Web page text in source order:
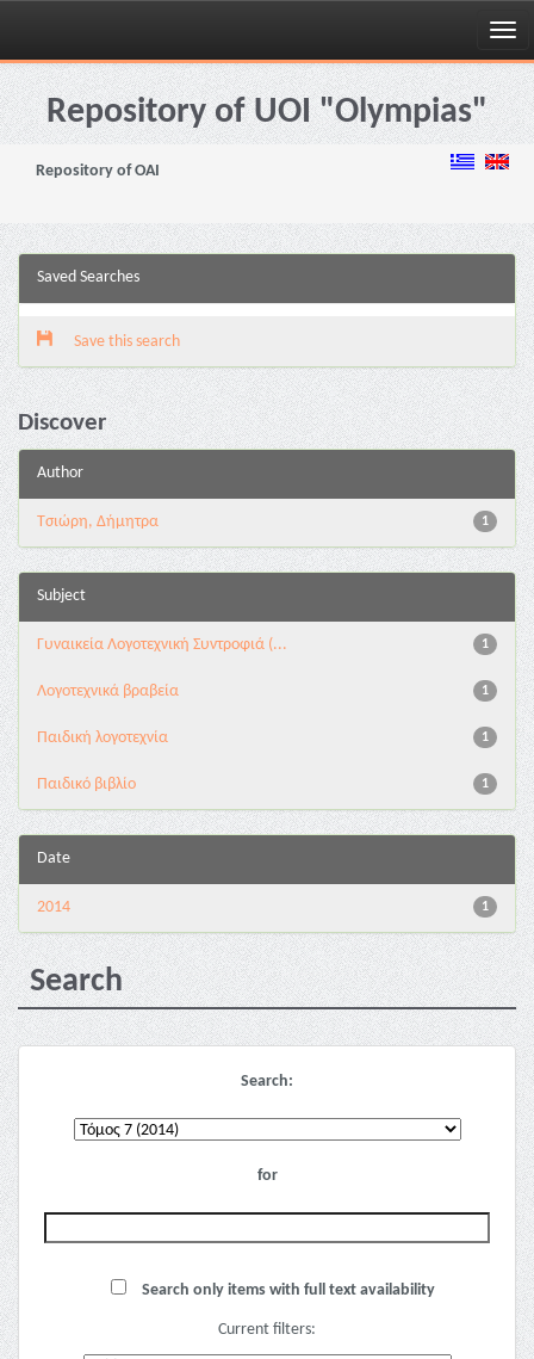
Skip
navigationRepository of UOI "Olympias"
Repository of OAI
Saved Searches
Save this search
Discover
Author
1
Τσιώρη, Δήμητρα
Subject
1
Γυναικεία Λογοτεχνική Συντροφιά (...
1
Λογοτεχνικά βραβεία
1
Παιδική λογοτεχνία
1
Παιδικό βιβλίο
Date
1
2014
Search
Search:
for
Search only items with full text availability
Current filters: